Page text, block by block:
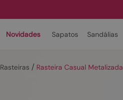
Novidades Sapatos Sandálias
Rasteiras Rasteira Casual